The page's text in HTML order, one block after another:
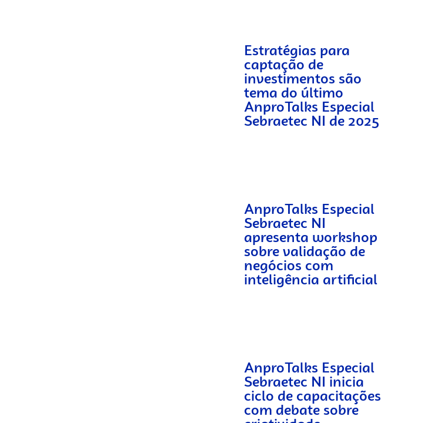
Estratégias para
captação de
investimentos são
tema do último
AnproTalks Especial
Sebraetec NI de 2025
AnproTalks Especial
Sebraetec NI
apresenta workshop
sobre validação de
negócios com
inteligência artificial
AnproTalks Especial
Sebraetec NI inicia
ciclo de capacitações
com debate sobre